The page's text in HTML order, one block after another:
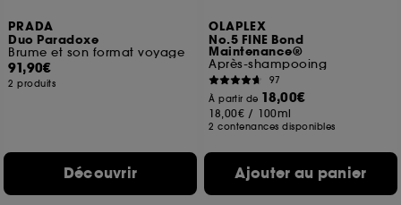
PRADA
Duo Paradoxe
Brume et son format voyage
91,90€
2 produits
Découvrir
OLAPLEX
No.5 FINE Bond
Maintenance®
Après-shampooing
97
À partir de 18,00€
18,00€ / 100ml
2 contenances disponibles
Ajouter au panier